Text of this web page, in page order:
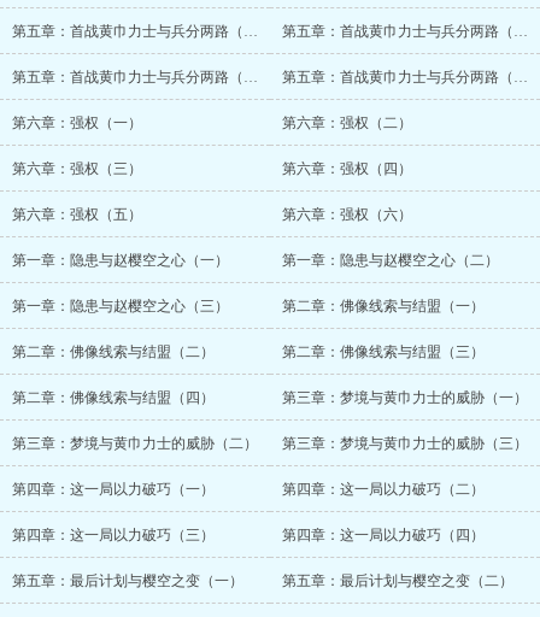
第五章：首战黄巾力士与兵分两路（二） 第五章：首战黄巾力士与兵分两路（三）
第五章：首战黄巾力士与兵分两路（四） 第五章：首战黄巾力士与兵分两路（五）
第六章：强权（一） 第六章：强权（二）
第六章：强权（三） 第六章：强权（四）
第六章：强权（五） 第六章：强权（六）
第一章：隐患与赵樱空之心（一） 第一章：隐患与赵樱空之心（二）
第一章：隐患与赵樱空之心（三） 第二章：佛像线索与结盟（一）
第二章：佛像线索与结盟（二） 第二章：佛像线索与结盟（三）
第二章：佛像线索与结盟（四） 第三章：梦境与黄巾力士的威胁（一）
第三章：梦境与黄巾力士的威胁（二） 第三章：梦境与黄巾力士的威胁（三）
第四章：这一局以力破巧（一） 第四章：这一局以力破巧（二）
第四章：这一局以力破巧（三） 第四章：这一局以力破巧（四）
第五章：最后计划与樱空之变（一） 第五章：最后计划与樱空之变（二）